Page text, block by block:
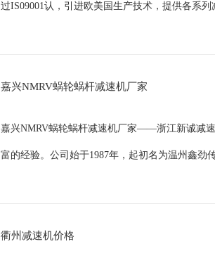
过IS09001认，引进欧美国生产技术，提供各系
嘉兴NMRV蜗轮蜗杆减速机厂家
嘉兴NMRV蜗轮蜗杆减速机厂家——浙江新诚减
富的经验。公司始于1987年，起初名为温州鑫劲
衢州减速机价格